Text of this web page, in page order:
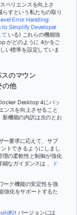
ペリエンスを向上さ
すという私たちの取り
Error Handling:
to Simplify Developer
て いる) これらの機能強
がどのように 4かをご
い標準を設定していま
のマウン
の他
Desktop 4にパッ
ンスを向上させること
機能の内訳は次のとお
ー要求に応えて、サブ
トできるようにしまし
の柔軟性と制御が強化
細なガイダンスは 、ド
ーク機能の安定性を強
強化をサポートするた
バージョンには